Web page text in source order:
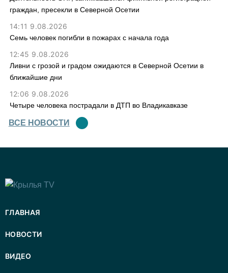
граждан, пресекли в Северной Осетии
14:11 9.08.2026
Семь человек погибли в пожарах с начала года
12:45 9.08.2026
Ливни с грозой и градом ожидаются в Северной Осетии в
ближайшие дни
12:06 9.08.2026
Четыре человека пострадали в ДТП во Владикавказе
ВСЕ НОВОСТИ
ГЛАВНАЯ
НОВОСТИ
ВИДЕО